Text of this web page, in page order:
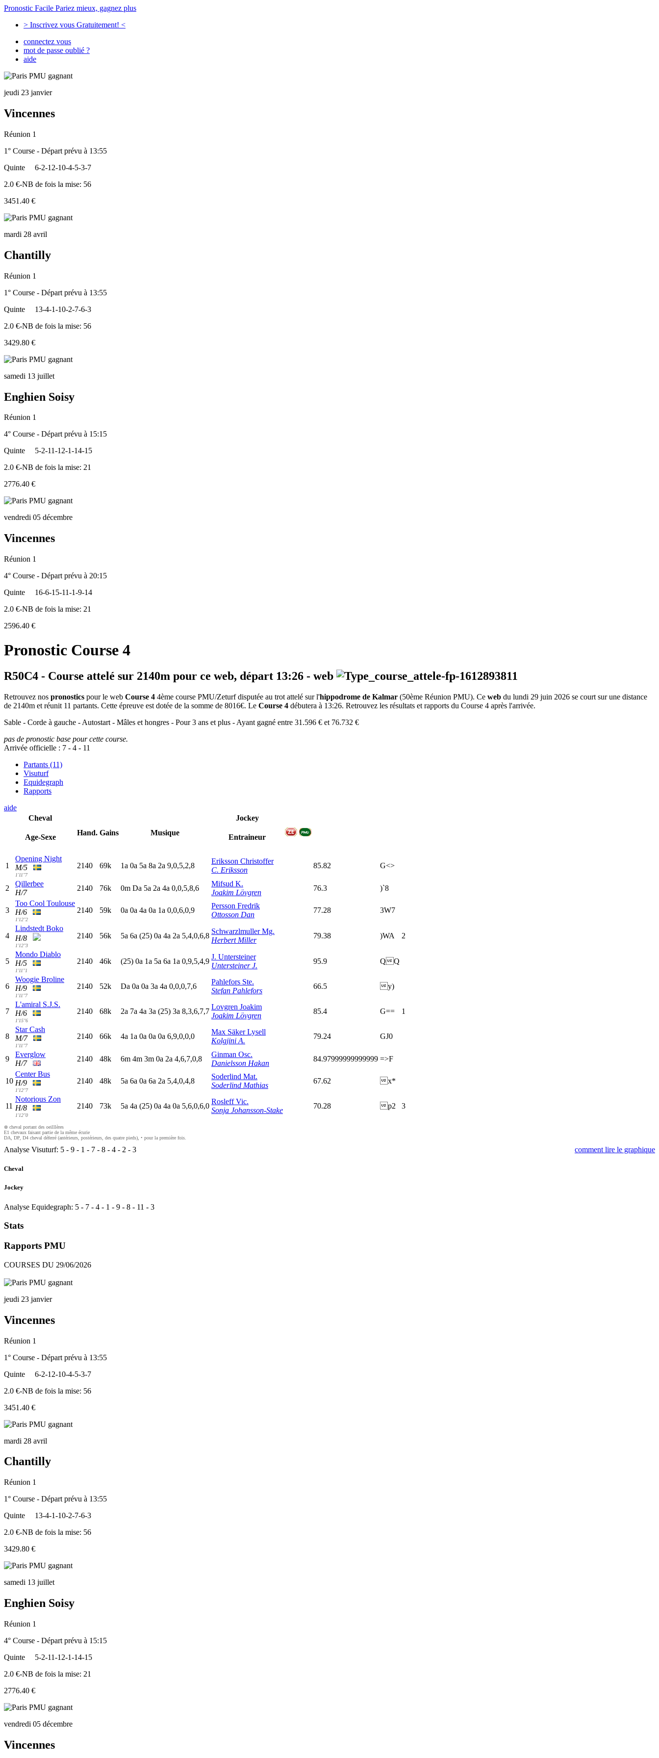
Pronostic Facile Pariez mieux, gagnez plus
> Inscrivez vous Gratuitement! <
connectez vous
mot de passe oublié ?
aide
jeudi 23 janvier
Vincennes
Réunion 1
1° Course - Départ prévu à 13:55
Quinte
6-2-12-10-4-5-3-7
2.0 €-NB de fois la mise: 56
3451.40 €
mardi 28 avril
Chantilly
Réunion 1
1° Course - Départ prévu à 13:55
Quinte
13-4-1-10-2-7-6-3
2.0 €-NB de fois la mise: 56
3429.80 €
samedi 13 juillet
Enghien Soisy
Réunion 1
4° Course - Départ prévu à 15:15
Quinte
5-2-11-12-1-14-15
2.0 €-NB de fois la mise: 21
2776.40 €
vendredi 05 décembre
Vincennes
Réunion 1
4° Course - Départ prévu à 20:15
Quinte
16-6-15-11-1-9-14
2.0 €-NB de fois la mise: 21
2596.40 €
Pronostic Course 4
R50C4 - Course attelé sur 2140m pour ce web, départ 13:26 - web
Retrouvez nos pronostics pour le web Course 4 4ème course PMU/Zeturf disputée au trot attelé sur l'hippodrome de Kalmar (50ème Réunion PMU). Ce web du lundi 29 juin 2026 se court sur une distance
de 2140m et réunit 11 partants. Cette épreuve est dotée de la somme de 8016€. Le Course 4 débutera à 13:26. Retrouvez les résultats et rapports du Course 4 après l'arrivée.
Sable - Corde à gauche - Autostart - Mâles et hongres - Pour 3 ans et plus - Ayant gagné entre 31.596 € et 76.732 €
pas de pronostic base pour cette course.
Arrivée officielle : 7 - 4 - 11
Partants (11)
Visuturf
Equidegraph
Rapports
aide
Cheval
Age-Sexe
Hand. Gains Musique
Jockey
Entraineur
1
Opening Night
M/5
1'11"7
2140 69k 1a 0a 5a 8a 2a 9,0,5,2,8
Eriksson Christoffer
C. Eriksson
85.82 G<>
2
Qillerbee
H/7
2140 76k 0m Da 5a 2a 4a 0,0,5,8,6
Mifsud K.
Joakim Lövgren
76.3 )`8
3
Too Cool Toulouse
H/6
1'12"2
2140 59k 0a 0a 4a 0a 1a 0,0,6,0,9
Persson Fredrik
Ottosson Dan
77.28 3W7
4
Lindstedt Boko
H/8
1'12"3
2140 56k 5a 6a (25) 0a 4a 2a 5,4,0,6,8
Schwarzlmuller Mg.
Herbert Miller
79.38 )WA 2
5
Mondo Diablo
H/5
1'11"1
2140 46k (25) 0a 1a 5a 6a 1a 0,9,5,4,9
J. Untersteiner
Untersteiner J.
95.9 QQ
6
Woogie Broline
H/9
1'11"7
2140 52k Da 0a 0a 3a 4a 0,0,0,7,6
Pahlefors Ste.
Stefan Pahlefors
66.5 y)
7
L'amiral S.J.S.
H/6
1'15"6
2140 68k 2a 7a 4a 3a (25) 3a 8,3,6,7,7
Lovgren Joakim
Joakim Lövgren
85.4 G== 1
8
Star Cash
M/7
1'11"7
2140 66k 4a 1a 0a 0a 0a 6,9,0,0,0
Max Säker Lysell
Kolgjini A.
79.24 GJ0
9
Everglow
H/7
2140 48k 6m 4m 3m 0a 2a 4,6,7,0,8
Ginman Osc.
Danielsson Hakan
84.97999999999999 =>F
10
Center Bus
H/9
1'12"7
2140 48k 5a 6a 0a 6a 2a 5,4,0,4,8
Soderlind Mat.
Soderlind Mathias
67.62 x*
11
Notorious Zon
H/8
1'12"0
2140 73k 5a 4a (25) 0a 4a 0a 5,6,0,6,0
Rosleff Vic.
Sonja Johansson-Stake
70.28 p2 3
⊗ cheval portant des oeilllères
E1 chevaux faisant partie de la même écurie
DA, DP, D4 cheval déferré (antérieurs, postérieurs, des quatre pieds), • pour la première fois.
Analyse Visuturf: 5 - 9 - 1 - 7 - 8 - 4 - 2 - 3 comment lire le graphique
Cheval
Jockey
Analyse Equidegraph: 5 - 7 - 4 - 1 - 9 - 8 - 11 - 3
Stats
Rapports PMU
COURSES DU 29/06/2026
jeudi 23 janvier
Vincennes
Réunion 1
1° Course - Départ prévu à 13:55
Quinte
6-2-12-10-4-5-3-7
2.0 €-NB de fois la mise: 56
3451.40 €
mardi 28 avril
Chantilly
Réunion 1
1° Course - Départ prévu à 13:55
Quinte
13-4-1-10-2-7-6-3
2.0 €-NB de fois la mise: 56
3429.80 €
samedi 13 juillet
Enghien Soisy
Réunion 1
4° Course - Départ prévu à 15:15
Quinte
5-2-11-12-1-14-15
2.0 €-NB de fois la mise: 21
2776.40 €
vendredi 05 décembre
Vincennes